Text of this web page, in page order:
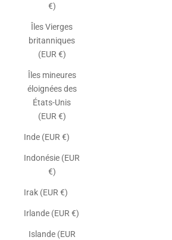
€)
Îles Vierges
britanniques
(EUR €)
Îles mineures
éloignées des
États-Unis
(EUR €)
Inde (EUR €)
Indonésie (EUR
€)
Irak (EUR €)
Irlande (EUR €)
Islande (EUR